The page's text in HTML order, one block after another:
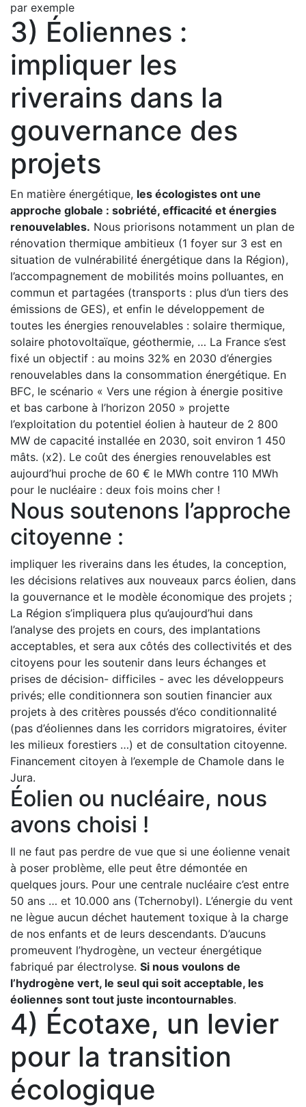
par exemple
3) Éoliennes :
impliquer les
riverains dans la
gouvernance des
projets
En matière énergétique, les écologistes ont une
approche globale : sobriété, efficacité et énergies
renouvelables. Nous priorisons notamment un plan de
rénovation thermique ambitieux (1 foyer sur 3 est en
situation de vulnérabilité énergétique dans la Région),
l’accompagnement de mobilités moins polluantes, en
commun et partagées (transports : plus d’un tiers des
émissions de GES), et enfin le développement de
toutes les énergies renouvelables : solaire thermique,
solaire photovoltaïque, géothermie, … La France s’est
fixé un objectif : au moins 32% en 2030 d’énergies
renouvelables dans la consommation énergétique. En
BFC, le scénario « Vers une région à énergie positive
et bas carbone à l’horizon 2050 » projette
l’exploitation du potentiel éolien à hauteur de 2 800
MW de capacité installée en 2030, soit environ 1 450
mâts. (x2). Le coût des énergies renouvelables est
aujourd’hui proche de 60 € le MWh contre 110 MWh
pour le nucléaire : deux fois moins cher !
Nous soutenons l’approche
citoyenne :
impliquer les riverains dans les études, la conception,
les décisions relatives aux nouveaux parcs éolien, dans
la gouvernance et le modèle économique des projets ;
La Région s’impliquera plus qu’aujourd’hui dans
l’analyse des projets en cours, des implantations
acceptables, et sera aux côtés des collectivités et des
citoyens pour les soutenir dans leurs échanges et
prises de décision- difficiles - avec les développeurs
privés; elle conditionnera son soutien financier aux
projets à des critères poussés d’éco conditionnalité
(pas d’éoliennes dans les corridors migratoires, éviter
les milieux forestiers …) et de consultation citoyenne.
Financement citoyen à l’exemple de Chamole dans le
Jura.
Éolien ou nucléaire, nous
avons choisi !
Il ne faut pas perdre de vue que si une éolienne venait
à poser problème, elle peut être démontée en
quelques jours. Pour une centrale nucléaire c’est entre
50 ans … et 10.000 ans (Tchernobyl). L’énergie du vent
ne lègue aucun déchet hautement toxique à la charge
de nos enfants et de leurs descendants. D’aucuns
promeuvent l’hydrogène, un vecteur énergétique
fabriqué par électrolyse. Si nous voulons de
l’hydrogène vert, le seul qui soit acceptable, les
éoliennes sont tout juste incontournables.
4) Écotaxe, un levier
pour la transition
écologique